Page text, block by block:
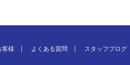
客様 よくある質問 スタッフブログ